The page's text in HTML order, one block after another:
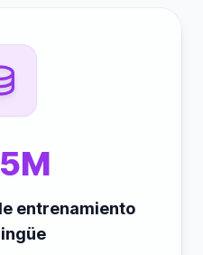
entrenamiento